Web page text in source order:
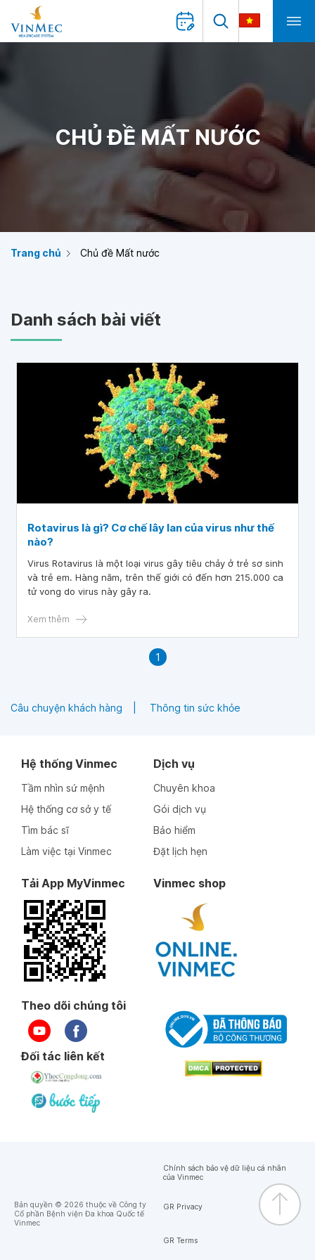
CHỦ ĐỀ MẤT NƯỚC
Trang chủ Chủ đề Mất nước
Danh sách bài viết
Rotavirus là gì? Cơ chế lây lan của virus như thế
nào?
Virus Rotavirus là một loại virus gây tiêu chảy ở trẻ sơ sinh
và trẻ em. Hàng năm, trên thế giới có đến hơn 215.000 ca
tử vong do virus này gây ra.
Xem thêm
1
Câu chuyện khách hàng Thông tin sức khỏe
Hệ thống Vinmec
Tầm nhìn sứ mệnh
Hệ thống cơ sở y tế
Tìm bác sĩ
Làm việc tại Vinmec
Dịch vụ
Chuyên khoa
Gói dịch vụ
Bảo hiểm
Đặt lịch hẹn
Tải App MyVinmec Vinmec shop
Theo dõi chúng tôi
Đối tác liên kết
Bản quyền © 2026 thuộc về Công ty
Cổ phần Bệnh viện Đa khoa Quốc tế
Vinmec
Chính sách bảo vệ dữ liệu cá nhân
của Vinmec
GR Privacy
GR Terms